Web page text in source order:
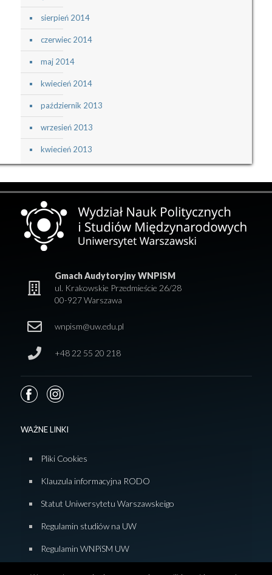
sierpień 2014
czerwiec 2014
maj 2014
kwiecień 2014
październik 2013
wrzesień 2013
kwiecień 2013
Gmach Audytoryjny WNPISM
ul. Krakowskie Przedmieście 26/28
00-927 Warszawa
wnpism@uw.edu.pl
+48 22 55 20 218
WAŻNE LINKI
Pliki Cookies
Klauzula informacyjna RODO
Statut Uniwersytetu Warszawskeigo
Regulamin studiów na UW
Regulamin WNPiSM UW